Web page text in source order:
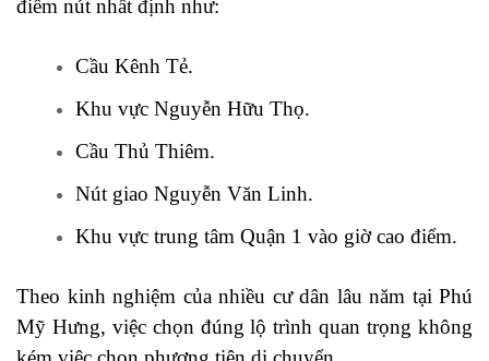
điểm nút nhất định như:
Cầu Kênh Tẻ.
Khu vực Nguyễn Hữu Thọ.
Cầu Thủ Thiêm.
Nút giao Nguyễn Văn Linh.
Khu vực trung tâm Quận 1 vào giờ cao điểm.
Theo kinh nghiệm của nhiều cư dân lâu năm tại Phú
Mỹ Hưng, việc chọn đúng lộ trình quan trọng không